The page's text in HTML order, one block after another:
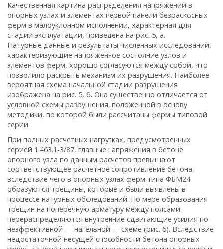
Качественная картина распределения напряжений в
опорных узлах и элементах первой панели безраскосных
ферм в малоуклонном исполнении, характерная для
стадии эксплуатации, приведена на рис. 5, а.
Натурные данные и результаты численных исследований,
характеризующие напряженное состояние узлов и
элементов ферм, хорошо согласуются между собой, что
позволило раскрыть механизм их разрушения. Наиболее
вероятная схема начальной стадии разрушения
изображена на рис. 5, б. Она существенно отличается от
условной схемы разрушения, положенной в основу
методики, по которой были рассчитаны фермы типовой
серии.
При полных расчетных нагрузках, предусмотренных
серией 1.463.1-3/87, главные напряжения в бетоне
опорного узла по данным расчетов превышают
соответствующее расчетное сопротивление бетона,
вследствие чего в опорных узлах ферм типа ФБМ24
образуются трещины, которые и были выявлены в
процессе натурных обследований. По мере образования
трещин на поперечную арматуру между поясами
перераспределяются внутренние сдвигающие усилия по
неэффективной — нагельной — схеме (рис. 6). Вследствие
недостаточной несущей способности бетона опорных